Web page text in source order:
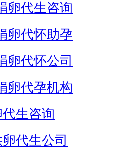
卵代生咨询
卵代怀助孕
卵代怀公司
卵代孕机构
生咨询
代生公司